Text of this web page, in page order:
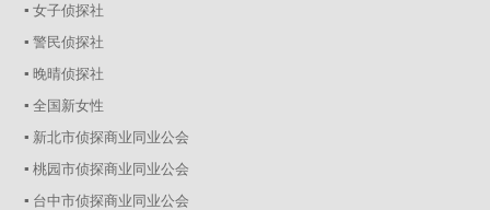
▪ 女子侦探社
▪ 警民侦探社
▪ 晚晴侦探社
▪ 全国新女性
▪ 新北市侦探商业同业公会
▪ 桃园市侦探商业同业公会
▪ 台中市侦探商业同业公会